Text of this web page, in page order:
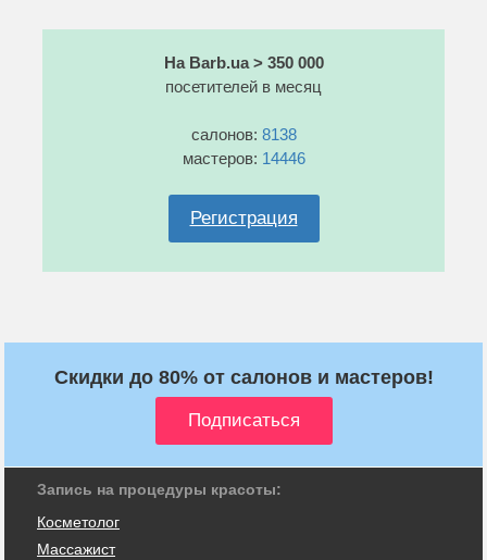
На Barb.ua > 350 000
посетителей в месяц
салонов: 8138
мастеров: 14446
Регистрация
Скидки до 80% от салонов и мастеров!
Запись на процедуры красоты:
Косметолог
Массажист